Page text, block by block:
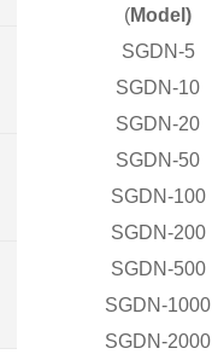
(Model)
SGDN-5
SGDN-10
SGDN-20
SGDN-50
SGDN-100
SGDN-200
SGDN-500
SGDN-1000
SGDN-2000